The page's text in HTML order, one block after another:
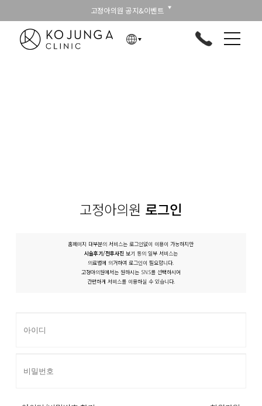
고정아의원 공지&이벤트
고정아의원 로그인
홈페이지 대부분의 서비스는 로그인없이 이용이 가능하지만
시술후기/전후사진보기 등의 일부 서비스는
의료법에 의거하여 로그인이 필요합니다.
고정아의원에서는 원하시는 SNS를 선택하시어
간편하게 서비스를 이용하실 수 있습니다.